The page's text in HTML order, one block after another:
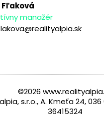
manažér
©2026
s.r.o., A. Kmeťa 24, 036
36415324